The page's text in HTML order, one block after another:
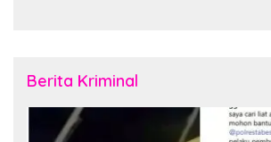
Berita Kriminal